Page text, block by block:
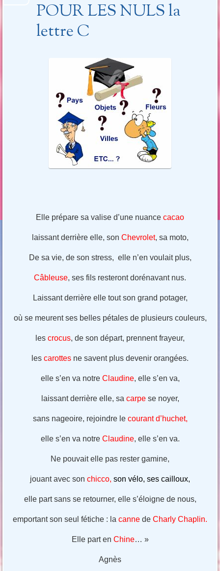
POUR LES NULS la
lettre C
Elle prépare sa valise d’une nuance cacao
laissant derrière elle, son Chevrolet, sa moto,
De sa vie, de son stress, elle n’en voulait plus,
Câbleuse, ses fils resteront dorénavant nus.
Laissant derrière elle tout son grand potager,
où se meurent ses belles pétales de plusieurs couleurs,
les crocus, de son départ, prennent frayeur,
les carottes ne savent plus devenir orangées.
elle s’en va notre Claudine, elle s’en va,
laissant derrière elle, sa carpese noyer,
sans nageoire, rejoindre le courant d’huchet,
elle s’en va notre Claudine, elle s’en va.
Ne pouvait elle pas rester gamine,
jouant avec son chicco, son vélo, ses cailloux,
elle part sans se retourner, elle s’éloigne de nous,
emportant son seul fétiche : la canne de Charly Chaplin.
Elle part en Chine… »
Agnès